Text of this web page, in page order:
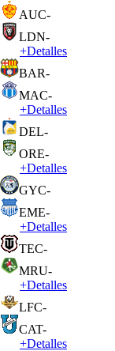
AUC-
LDN-
+Detalles
BAR-
MAC-
+Detalles
DEL-
ORE-
+Detalles
GYC-
EME-
+Detalles
TEC-
MRU-
+Detalles
LFC-
CAT-
+Detalles